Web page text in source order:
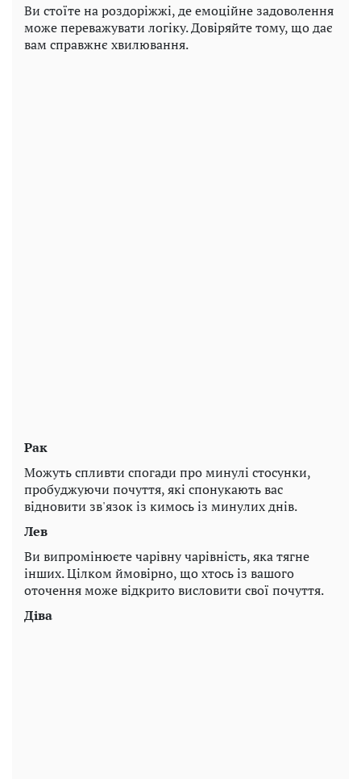
Ви стоїте на роздоріжжі, де емоційне задоволення
може переважувати логіку. Довіряйте тому, що дає
вам справжнє хвилювання.
Рак
Можуть спливти спогади про минулі стосунки,
пробуджуючи почуття, які спонукають вас
відновити зв'язок із кимось із минулих днів.
Лев
Ви випромінюєте чарівну чарівність, яка тягне
інших. Цілком ймовірно, що хтось із вашого
оточення може відкрито висловити свої почуття.
Діва